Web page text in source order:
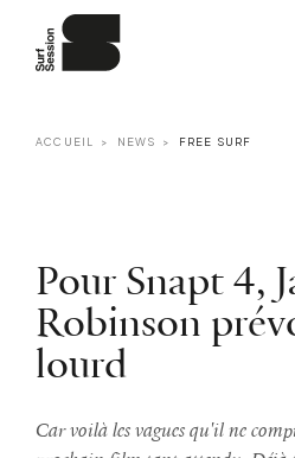
ACCUEIL NEWS FREE SURF
Pour Snapt 4,
Robinson
lourd
Car voilà les vagues qu'il ne